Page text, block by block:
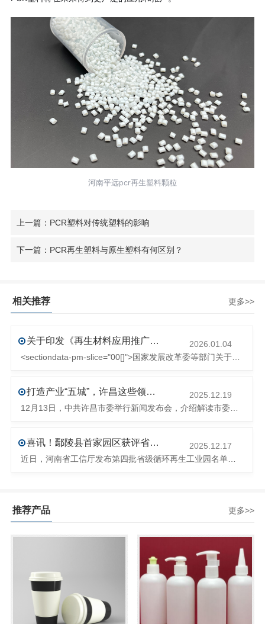
河南平远pcr再生塑料颗粒
上一篇：PCR塑料对传统塑料的影响
下一篇：PCR再生塑料与原生塑料有何区别？
相关推荐 更多>>
关于印发《再生材料应用推广行动方案》的通知(发改环资〔2025〕1681号)
2026.01.04
打造产业“五城”，许昌这些领域将迎来大发展！
2025.12.19
喜讯！鄢陵县首家园区获评省级循环再生工业园
2025.12.17
推荐产品 更多>>